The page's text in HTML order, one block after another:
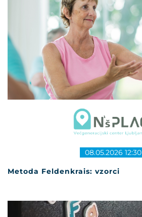
Metoda Feldenkrais: vzorci
08.05.2026 12:30